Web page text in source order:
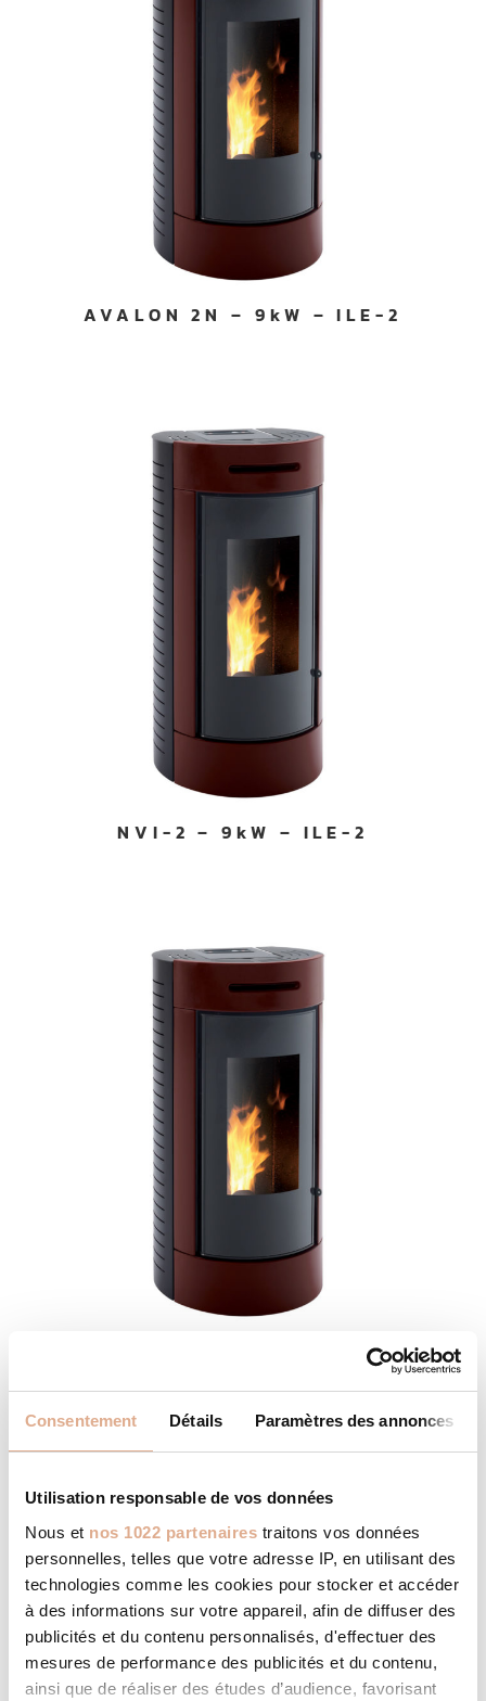
Consentement Détails Paramètres des annonces
Utilisation responsable de vos données
Nous et nos 1022 partenaires traitons vos données
personnelles, telles que votre adresse IP, en utilisant des
technologies comme les cookies pour stocker et accéder
à des informations sur votre appareil, afin de diffuser des
publicités et du contenu personnalisés, d'effectuer des
mesures de performance des publicités et du contenu,
ainsi que de réaliser des études d’audience, favorisant
AVALON 2N – 9kW – ILE-2
NVI-2 – 9kW – ILE-2
ALIAS 2N – 8kW – ILE-2